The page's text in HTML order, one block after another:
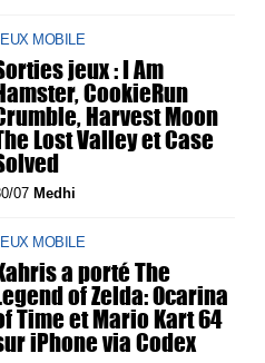
MOBILE
jeux : I Am
CookieRun
Harvest Moon
Lost Valley et Case
07 Medhi
MOBILE
a porté The
of Zelda: Ocarina
Time et Mario Kart 64
iPhone via Codex